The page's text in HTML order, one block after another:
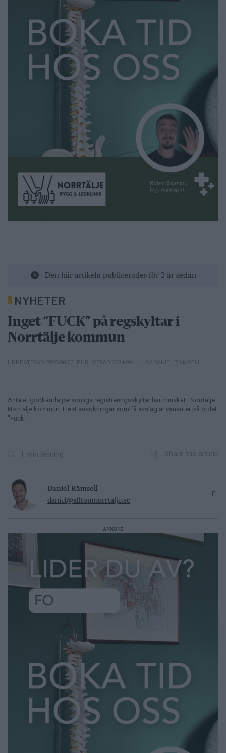
Den här artikeln publicerades för 2 år sedan
NYHETER
Inget “FUCK” på regskyltar i
Norrtälje kommun
UPPDATERAD 2025-08-20 PUBLICERAD 2024-09-11 – AV DANIEL RÄMSELL
Antalet godkända personliga registreringsskyltar har minskat i Norrtälje
Norrtälje kommun. Flest ansökningar som få avslag är varianter på ordet
"Fuck"
1 min läsning Share the article
Daniel Rämsell
daniel@alltomnorrtalje.se
ANNONS